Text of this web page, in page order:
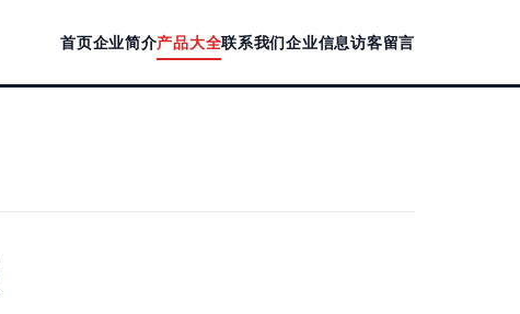
首页企业简介产品大全联系我们企业信息访客留言